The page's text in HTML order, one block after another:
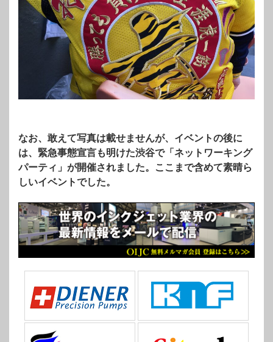
なお、敢えて写真は載せませんが、イベントの後に
は、緊急事態宣言も明けた渋谷で「ネットワーキング
パーティ」が開催されました。ここまで含めて素晴ら
しいイベントでした。